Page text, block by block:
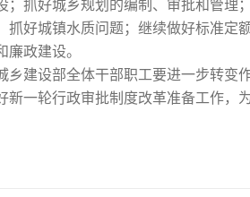
；抓好城乡规划的编制、审批和管理
抓好城镇水质问题；继续做好标准定
政建设。
建设部全体干部职工要进一步转变
新一轮行政审批制度改革准备工作，